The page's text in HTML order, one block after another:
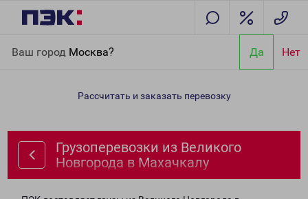
Ваш город Москва? Да Нет
Новгорода в Махачкалу
Рассчитать и заказать перевозку
Грузоперевозки из Великого
Новгорода в Махачкалу